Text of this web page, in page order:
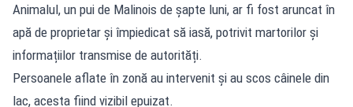
Animalul, un pui de Malinois de șapte luni, ar fi fost aruncat în
apă de proprietar și împiedicat să iasă, potrivit martorilor și
informațiilor transmise de autorități.
Persoanele aflate în zonă au intervenit și au scos câinele din
lac, acesta fiind vizibil epuizat.